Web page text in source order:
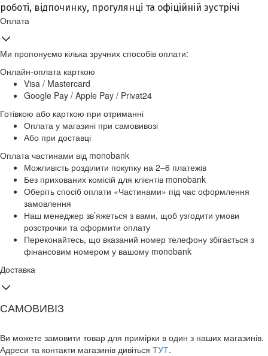
роботі, відпочинку, прогулянці та офіційній зустрічі
Оплата
Ми пропонуємо кілька зручних способів оплати:
Онлайн-оплата карткою
Visa / Mastercard
Google Pay / Apple Pay / Privat24
Готівкою або карткою при отриманні
Оплата у магазині при самовивозі
Або при доставці
Оплата частинами від monobank
Можливість розділити покупку на 2–6 платежів
Без прихованих комісій для клієнтів monobank
Оберіть спосіб оплати «Частинами» під час оформлення
замовлення
Наш менеджер зв’яжеться з вами, щоб узгодити умови
розстрочки та оформити оплату
Переконайтесь, що вказаний номер телефону збігається з
фінансовим номером у вашому monobank
Доставка
САМОВИВІЗ
Ви можете замовити товар для примірки в один з наших магазинів.
Адреси та контакти магазинів дивіться ТУТ.